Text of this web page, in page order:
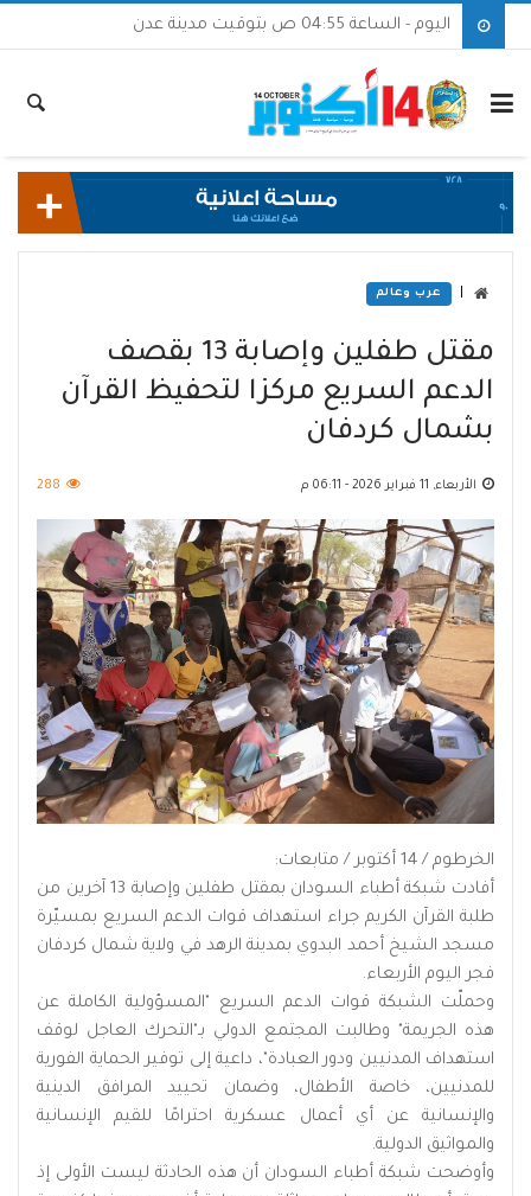
اليوم - الساعة 04:55 ص بتوقيت مدينة عدن
عرب وعالم
مقتل طفلين وإصابة 13 بقصف
الدعم السريع مركزا لتحفيظ القرآن
بشمال كردفان
الأربعاء, 11 فبراير 2026 - 06:11 م 288
الخرطوم / 14 أكتوبر / متابعات:
أفادت شبكة أطباء السودان بمقتل طفلين وإصابة 13 آخرين من
طلبة القرآن الكريم جراء استهداف قوات الدعم السريع بمسيّرة
مسجد الشيخ أحمد البدوي بمدينة الرهد في ولاية شمال كردفان
فجر اليوم الأربعاء.
وحملّت الشبكة قوات الدعم السريع "المسؤولية الكاملة عن
هذه الجريمة" وطالبت المجتمع الدولي بـ"التحرك العاجل لوقف
استهداف المدنيين ودور العبادة"، داعية إلى توفير الحماية الفورية
للمدنيين، خاصة الأطفال، وضمان تحييد المرافق الدينية
والإنسانية عن أي أعمال عسكرية احترامًا للقيم الإنسانية
والمواثيق الدولية.
وأوضحت شبكة أطباء السودان أن هذه الحادثة ليست الأولى إذ